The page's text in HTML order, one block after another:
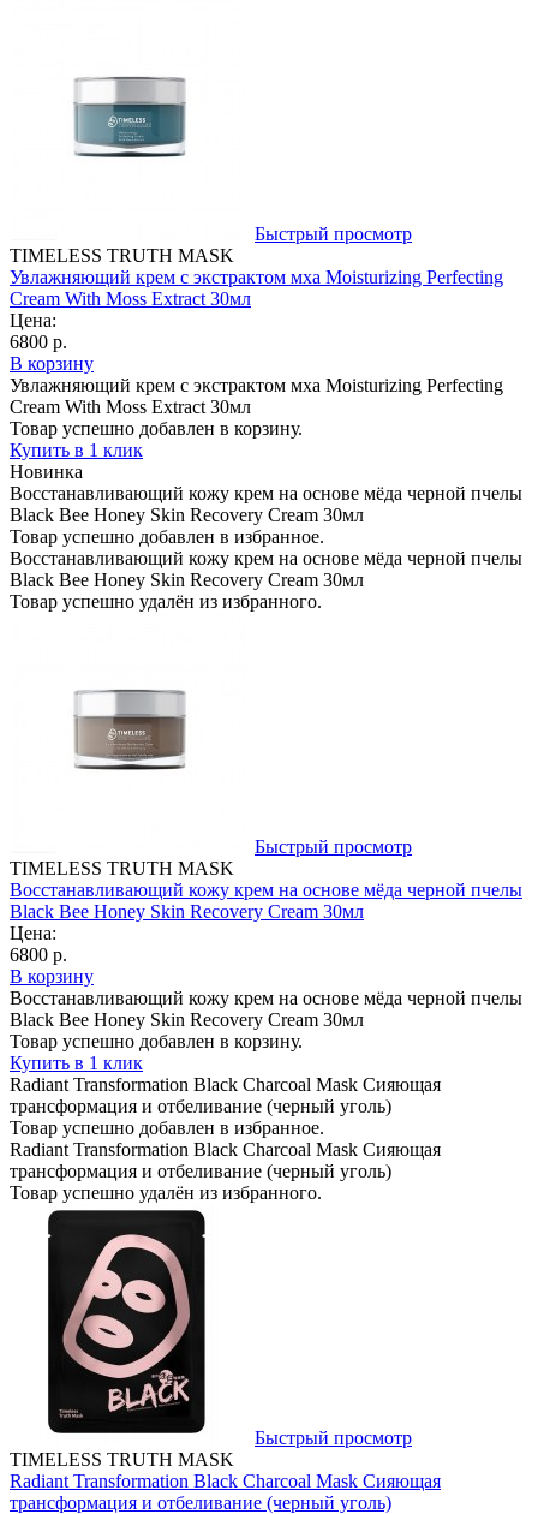
Быстрый просмотр
TIMELESS TRUTH MASK
Увлажняющий крем с экстрактом мха Moisturizing Perfecting
Cream With Moss Extract 30мл
Цена:
6800 р.
В корзину
Увлажняющий крем с экстрактом мха Moisturizing Perfecting
Cream With Moss Extract 30мл
Товар успешно добавлен в корзину.
Купить в 1 клик
Новинка
Восстанавливающий кожу крем на основе мёда черной пчелы
Black Bee Honey Skin Recovery Cream 30мл
Товар успешно добавлен в избранное.
Восстанавливающий кожу крем на основе мёда черной пчелы
Black Bee Honey Skin Recovery Cream 30мл
Товар успешно удалён из избранного.
Быстрый просмотр
TIMELESS TRUTH MASK
Восстанавливающий кожу крем на основе мёда черной пчелы
Black Bee Honey Skin Recovery Cream 30мл
Цена:
6800 р.
В корзину
Восстанавливающий кожу крем на основе мёда черной пчелы
Black Bee Honey Skin Recovery Cream 30мл
Товар успешно добавлен в корзину.
Купить в 1 клик
Radiant Transformation Black Charcoal Mask Сияющая
трансформация и отбеливание (черный уголь)
Товар успешно добавлен в избранное.
Radiant Transformation Black Charcoal Mask Сияющая
трансформация и отбеливание (черный уголь)
Товар успешно удалён из избранного.
Быстрый просмотр
TIMELESS TRUTH MASK
Radiant Transformation Black Charcoal Mask Сияющая
трансформация и отбеливание (черный уголь)